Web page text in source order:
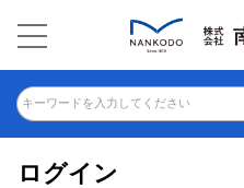
キーワードを入力してください
ログイン